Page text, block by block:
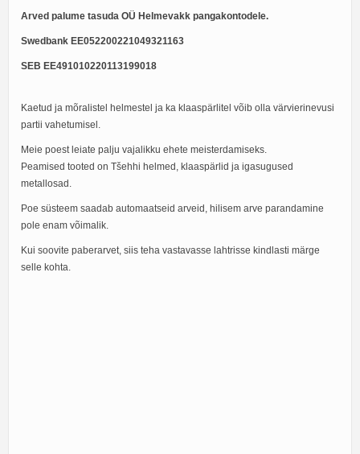
Arved palume tasuda OÜ Helmevakk pangakontodele.
Swedbank EE052200221049321163
SEB EE491010220113199018
Kaetud ja mõralistel helmestel ja ka klaaspärlitel võib olla värvierinevusi
partii vahetumisel.
Meie poest leiate palju vajalikku ehete meisterdamiseks.
Peamised tooted on Tšehhi helmed, klaaspärlid ja igasugused
metallosad.
Poe süsteem saadab automaatseid arveid, hilisem arve parandamine
pole enam võimalik.
Kui soovite paberarvet, siis teha vastavasse lahtrisse kindlasti märge
selle kohta.